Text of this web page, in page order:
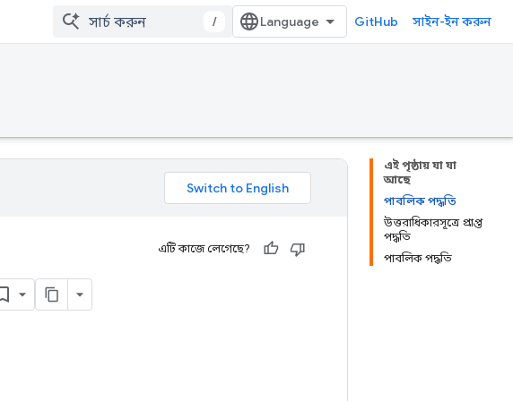
/ GitHub সাইন-ইন করুন
এই পৃষ্ঠায় যা যা
আছে
পাবলিক পদ্ধতি
উত্তরাধিকারসূত্রে প্রাপ্ত
পদ্ধতি
পাবলিক পদ্ধতি
এটি কাজে লেগেছে?